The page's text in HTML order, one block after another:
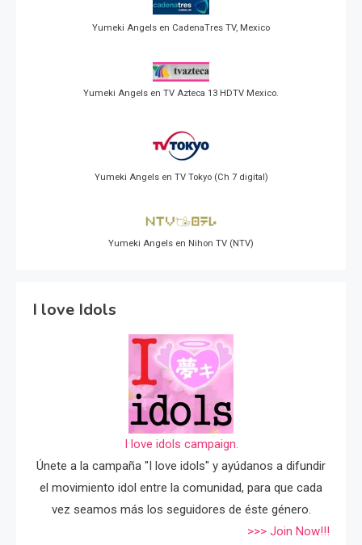
Yumeki Angels en CadenaTres TV, Mexico
Yumeki Angels en TV Azteca 13 HDTV Mexico.
Yumeki Angels en TV Tokyo (Ch 7 digital)
Yumeki Angels en Nihon TV (NTV)
I love Idols
I love idols campaign.
Únete a la campaña "I love idols" y ayúdanos a difundir
el movimiento idol entre la comunidad, para que cada
vez seamos más los seguidores de éste género.
>>> Join Now!!!